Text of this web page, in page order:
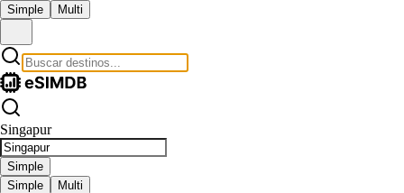
Simple Multi
Singapur
Simple
Simple
Multi